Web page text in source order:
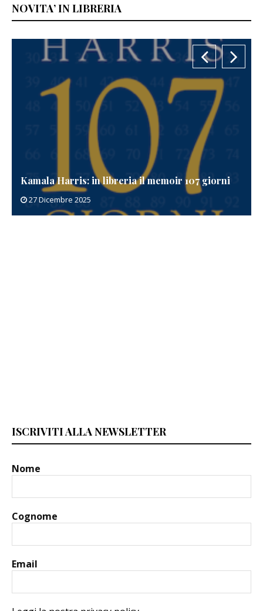
NOVITA’ IN LIBRERIA
Kamala Harris: in libreria il memoir 107 giorni
27 Dicembre 2025
ISCRIVITI ALLA NEWSLETTER
Nome
Cognome
Email